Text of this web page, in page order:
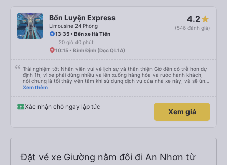
Bốn Luyện Express
Limousine 24 Phòng
4.2
(546 đánh giá)
13:35 • Bến xe Hà Tiên
20 giờ 40 phút
10:15 • Bình Định (Dọc QL1A)
Trải nghiệm tốt Nhân viên vui vẻ lịch sự và thân thiện Giờ đến có trễ hơn dự
định 1h, vì xe phải dừng nhiều và lên xuống hàng hóa và rước hành khách,
nói chung là tối thấy yên tâm khi sử dụng dịch vụ của nhà xe này, và sẽ ủng
hộ và giới thiệu cho người thân sử dụng dịch vụ của nhà xe này
Xem thêm
Xác nhận chỗ ngay lập tức
Xem giá
Đặt vé xe Giường nằm đôi đi An Nhơn từ